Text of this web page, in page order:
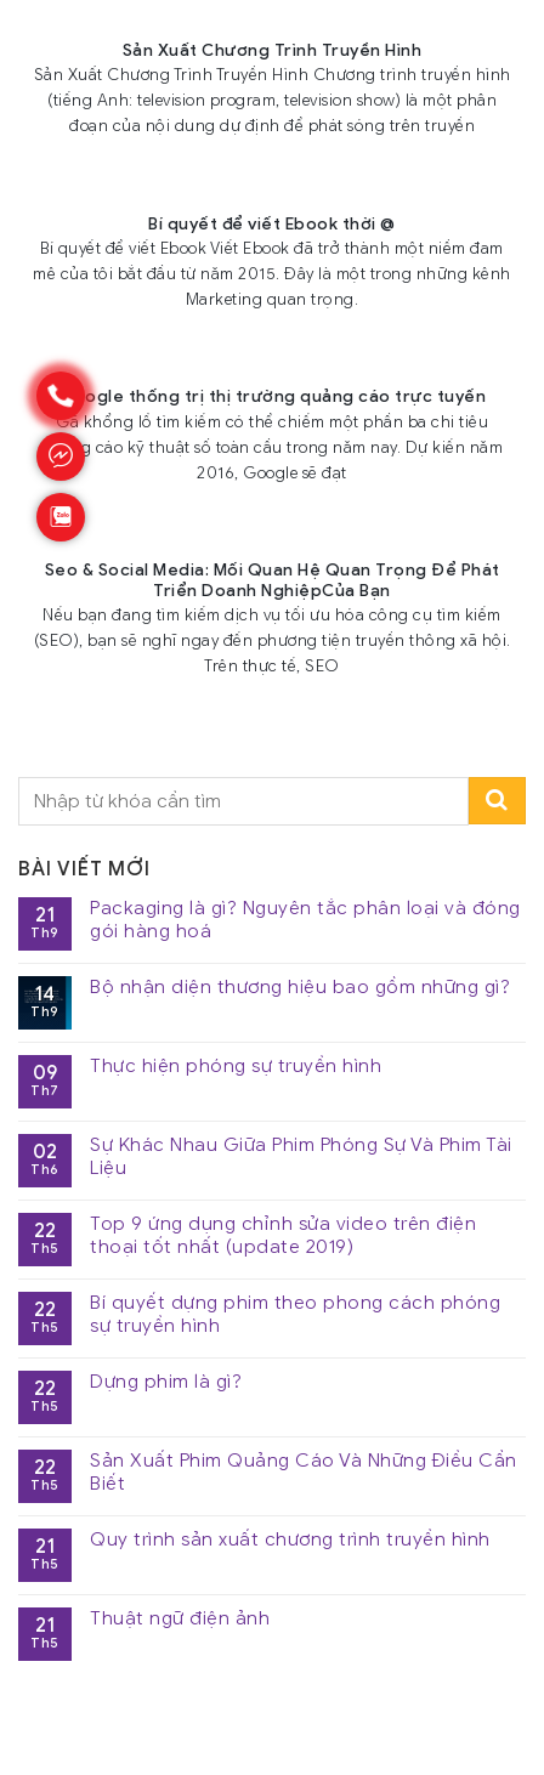
Sản Xuất Chương Trình Truyền Hình
Sản Xuất Chương Trình Truyền Hình Chương trình truyền hình
(tiếng Anh: television program, television show) là một phân
đoạn của nội dung dự định để phát sóng trên truyền
Bí quyết để viết Ebook thời @
Bí quyết để viết Ebook Viết Ebook đã trở thành một niềm đam
mê của tôi bắt đầu từ năm 2015. Đây là một trong những kênh
Marketing quan trọng.
Google thống trị thị trường quảng cáo trực tuyến
Gã khổng lồ tìm kiếm có thể chiếm một phần ba chi tiêu
quảng cáo kỹ thuật số toàn cầu trong năm nay. Dự kiến năm
2016, Google sẽ đạt
Seo & Social Media: Mối Quan Hệ Quan Trọng Để Phát
Triển Doanh NghiệpCủa Bạn
Nếu bạn đang tìm kiếm dịch vụ tối ưu hóa công cụ tìm kiếm
(SEO), bạn sẽ nghĩ ngay đến phương tiện truyền thông xã hội.
Trên thực tế, SEO
BÀI VIẾT MỚI
21
Th9
Packaging là gì? Nguyên tắc phân loại và đóng
gói hàng hoá
14
Th9
Bộ nhận diện thương hiệu bao gồm những gì?
09
Th7
Thực hiện phóng sự truyền hình
02
Th6
Sự Khác Nhau Giữa Phim Phóng Sự Và Phim Tài
Liệu
22
Th5
Top 9 ứng dụng chỉnh sửa video trên điện
thoại tốt nhất (update 2019)
22
Th5
Bí quyết dựng phim theo phong cách phóng
sự truyền hình
22
Th5
Dựng phim là gì?
22
Th5
Sản Xuất Phim Quảng Cáo Và Những Điều Cần
Biết
21
Th5
Quy trình sản xuất chương trình truyền hình
21
Th5
Thuật ngữ điện ảnh